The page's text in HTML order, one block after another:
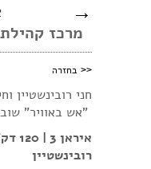
מרכז
→
<< בחזרה
חני רובינשטיין
"אש באוויר"
רובינשטיין